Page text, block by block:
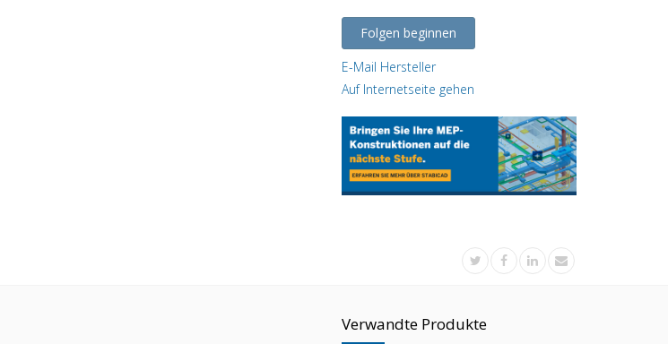
Folgen beginnen
E-Mail Hersteller
Auf Internetseite gehen
Verwandte Produkte